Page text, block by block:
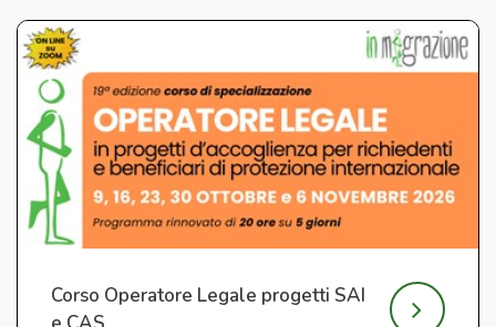
Corso Operatore Legale progetti SAI